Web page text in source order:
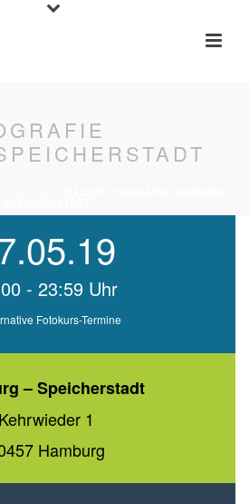
- 23:59 Uhr
Fotokurs-Termine
– Speicherstadt
Kehrwieder 1
Hamburg